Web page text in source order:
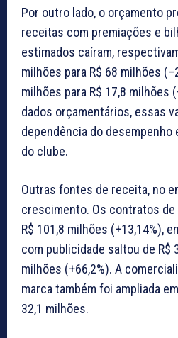
Por outro lado, o orçamento
receitas com premiações e
estimados caíram,
milhões para R$ 68 milhões
milhões para R$ 17,8 milhões
dados orçamentários, essas
dependência do
do clube.
Outras fontes de receita, no
crescimento. Os contratos
R$ 101,8 milhões (+13,14%),
com publicidade saltou de R$
milhões (+66,2%). A
marca também foi ampliada
32,1 milhões.